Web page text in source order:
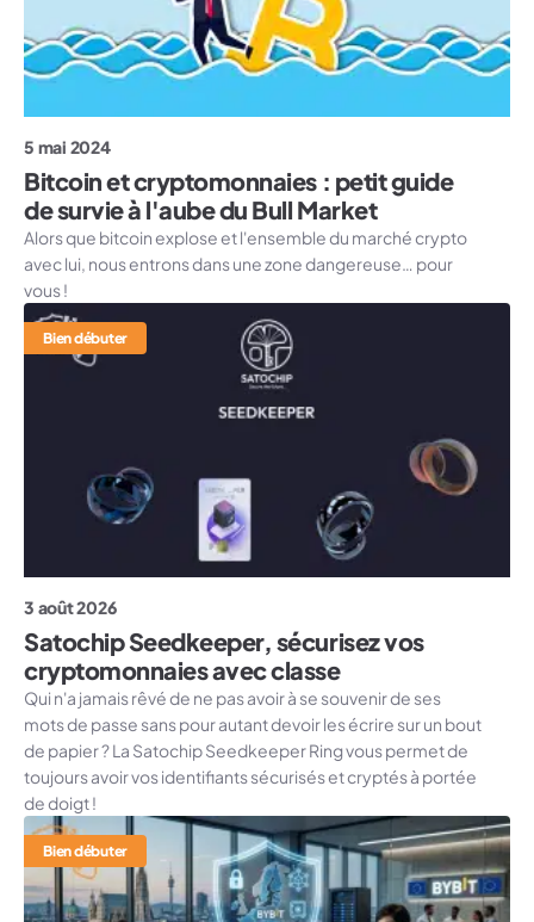
5 mai 2024
Bitcoin et cryptomonnaies : petit guide
de survie à l'aube du Bull Market
Alors que bitcoin explose et l'ensemble du marché crypto
avec lui, nous entrons dans une zone dangereuse… pour
vous !
Bien débuter
3 août 2026
Satochip Seedkeeper, sécurisez vos
cryptomonnaies avec classe
Qui n'a jamais rêvé de ne pas avoir à se souvenir de ses
mots de passe sans pour autant devoir les écrire sur un bout
de papier ? La Satochip Seedkeeper Ring vous permet de
toujours avoir vos identifiants sécurisés et cryptés à portée
de doigt !
Bien débuter